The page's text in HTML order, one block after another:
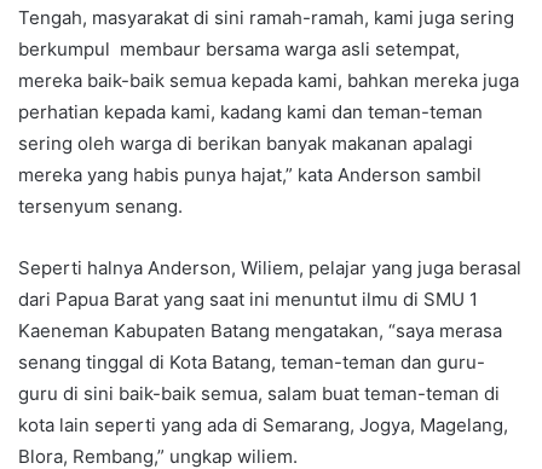
Tengah, masyarakat di sini ramah-ramah, kami juga sering
berkumpul membaur bersama warga asli setempat,
mereka baik-baik semua kepada kami, bahkan mereka juga
perhatian kepada kami, kadang kami dan teman-teman
sering oleh warga di berikan banyak makanan apalagi
mereka yang habis punya hajat,” kata Anderson sambil
tersenyum senang.
Seperti halnya Anderson, Wiliem, pelajar yang juga berasal
dari Papua Barat yang saat ini menuntut ilmu di SMU 1
Kaeneman Kabupaten Batang mengatakan, “saya merasa
senang tinggal di Kota Batang, teman-teman dan guru-
guru di sini baik-baik semua, salam buat teman-teman di
kota lain seperti yang ada di Semarang, Jogya, Magelang,
Blora, Rembang,” ungkap wiliem.